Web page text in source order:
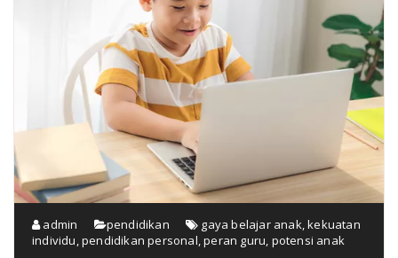
admin pendidikan gaya belajar anak,kekuatan
individu,pendidikan personal,peran guru, potensi anak